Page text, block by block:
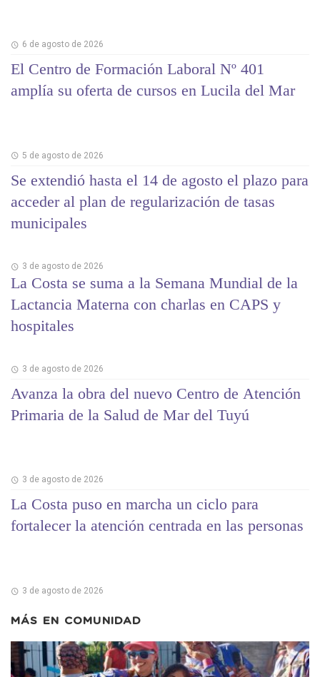
6 de agosto de 2026
El Centro de Formación Laboral Nº 401
amplía su oferta de cursos en Lucila del Mar
5 de agosto de 2026
Se extendió hasta el 14 de agosto el plazo para
acceder al plan de regularización de tasas
municipales
3 de agosto de 2026
La Costa se suma a la Semana Mundial de la
Lactancia Materna con charlas en CAPS y
hospitales
3 de agosto de 2026
Avanza la obra del nuevo Centro de Atención
Primaria de la Salud de Mar del Tuyú
3 de agosto de 2026
La Costa puso en marcha un ciclo para
fortalecer la atención centrada en las personas
3 de agosto de 2026
MÁS EN COMUNIDAD